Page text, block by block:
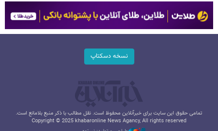
نسخه دسکتاپ
تمامی حقوق این سایت برای خبرآنلاین محفوظ است. نقل مطالب با ذکر منبع بلامانع است.
Copyright © 2025 khabaronline News Agancy, All rights reserved